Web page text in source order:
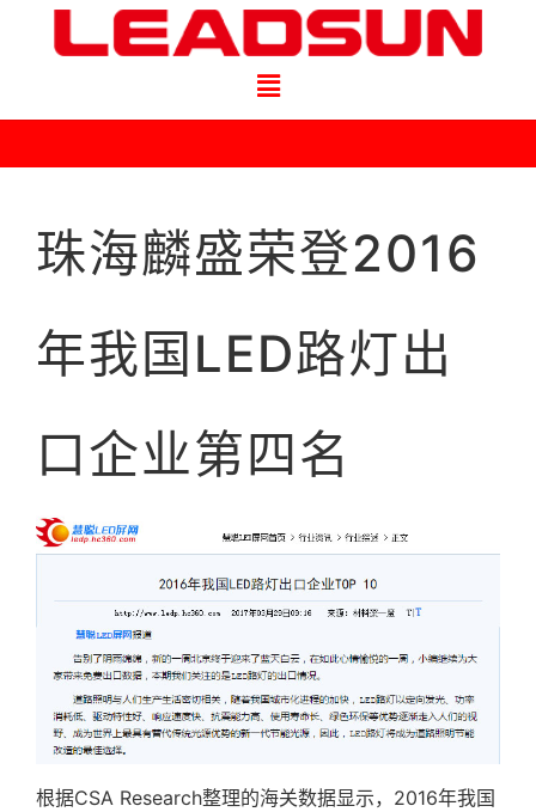
珠海麟盛荣登2016
年我国LED路灯出
口企业第四名
根据CSA Research整理的海关数据显示，2016年我国